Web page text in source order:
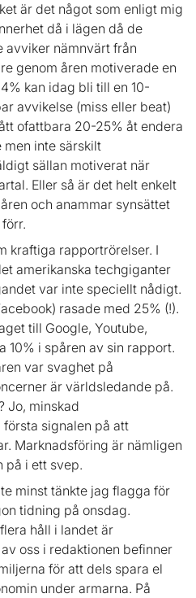
är det något som enligt mig
då i lägen då de
avviker nämnvärt från
genom åren motiverade en
kan idag bli till en 10-
avvikelse (miss eller beat)
ofattbara 20-25% åt endera
men inte särskilt
sällan motiverat när
Eller så är det helt enkelt
och anammar synsättet
kraftiga rapportrörelser. I
amerikanska techgiganter
var inte speciellt nådigt.
rasade med 25% (!).
till Google, Youtube,
10% i spåren av sin rapport.
var svaghet på
är världsledande på.
Jo, minskad
signalen på att
Marknadsföring är nämligen
på i ett svep.
minst tänkte jag flagga för
tidning på onsdag.
håll i landet är
oss i redaktionen befinner
för att dels spara el
under armarna. På